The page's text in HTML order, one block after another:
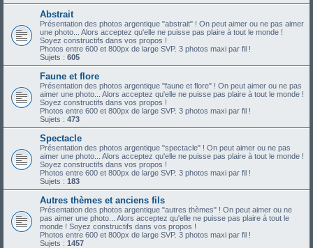
Abstrait
Présentation des photos argentique "abstrait" ! On peut aimer ou ne pas aimer
une photo... Alors acceptez qu'elle ne puisse pas plaire à tout le monde !
Soyez constructifs dans vos propos !
Photos entre 600 et 800px de large SVP. 3 photos maxi par fil !
Sujets : 605
Faune et flore
Présentation des photos argentique "faune et flore" ! On peut aimer ou ne pas
aimer une photo... Alors acceptez qu'elle ne puisse pas plaire à tout le monde !
Soyez constructifs dans vos propos !
Photos entre 600 et 800px de large SVP. 3 photos maxi par fil !
Sujets : 473
Spectacle
Présentation des photos argentique "spectacle" ! On peut aimer ou ne pas
aimer une photo... Alors acceptez qu'elle ne puisse pas plaire à tout le monde !
Soyez constructifs dans vos propos !
Photos entre 600 et 800px de large SVP. 3 photos maxi par fil !
Sujets : 183
Autres thèmes et anciens fils
Présentation des photos argentique "autres thèmes" ! On peut aimer ou ne
pas aimer une photo... Alors acceptez qu'elle ne puisse pas plaire à tout le
monde ! Soyez constructifs dans vos propos !
Photos entre 600 et 800px de large SVP. 3 photos maxi par fil !
Sujets : 1457